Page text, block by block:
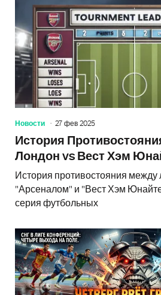
Новости 27 фев 2025
История
Лондон vs Вест Хэм
История противостояния между
"Арсеналом" и "Вест Хэм
серия футбольных